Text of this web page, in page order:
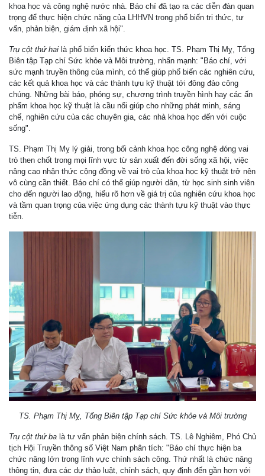
khoa học và công nghệ nước nhà. Báo chí đã tạo ra các diễn đàn quan
trọng để thực hiện chức năng của LHHVN trong phổ biến tri thức, tư
vấn, phản biện, giám định xã hội".
Trụ cột thứ hai là phổ biến kiến thức khoa học. TS. Phạm Thị Mỵ, Tổng
Biên tập Tạp chí Sức khỏe và Môi trường, nhấn mạnh: "Báo chí, với
sức mạnh truyền thông của mình, có thể giúp phổ biến các nghiên cứu,
các kết quả khoa học và các thành tựu kỹ thuật tới đông đảo công
chúng. Những bài báo, phóng sự, chương trình truyền hình hay các ấn
phẩm khoa học kỹ thuật là cầu nối giúp cho những phát minh, sáng
chế, nghiên cứu của các chuyên gia, các nhà khoa học đến với cuộc
sống".
TS. Phạm Thị Mỵ lý giải, trong bối cảnh khoa học công nghệ đóng vai
trò then chốt trong mọi lĩnh vực từ sản xuất đến đời sống xã hội, việc
nâng cao nhận thức cộng đồng về vai trò của khoa học kỹ thuật trở nên
vô cùng cần thiết. Báo chí có thể giúp người dân, từ học sinh sinh viên
cho đến người lao động, hiểu rõ hơn về giá trị của nghiên cứu khoa học
và tầm quan trọng của việc ứng dụng các thành tựu kỹ thuật vào thực
tiễn.
TS. Phạm Thị Mỵ, Tổng Biên tập Tạp chí Sức khỏe và Môi trường
Trụ cột thứ ba là tư vấn phản biện chính sách. TS. Lê Nghiêm, Phó Chủ
tịch Hội Truyền thông số Việt Nam phân tích: "Báo chí thực hiện ba
chức năng lớn trong lĩnh vực chính sách công. Thứ nhất là chức năng
thông tin, đưa các dự thảo luật, chính sách, quy định đến gần hơn với